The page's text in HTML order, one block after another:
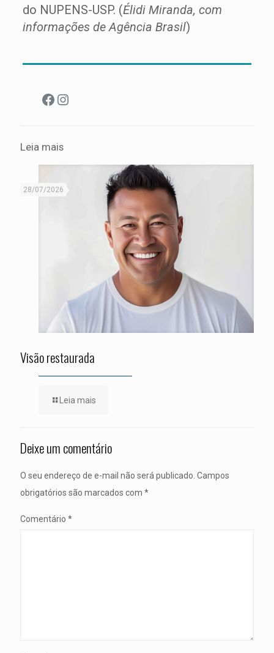
do NUPENS-USP. (Élidi Miranda, com
informações de Agência Brasil)
Facebook
Instagram
Leia mais
28/07/2026
Visão restaurada
Leia mais
Deixe um comentário
O seu endereço de e-mail não será publicado. Campos
obrigatórios são marcados com *
Comentário *